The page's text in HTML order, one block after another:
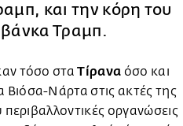
και την κόρη του
Τραμπ.
τόσο σταΤίρανα όσο και
Νάρτα στις ακτές της
οργανώσεις